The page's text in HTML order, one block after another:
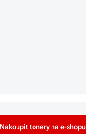
Nakoupit tonery na e-shopu